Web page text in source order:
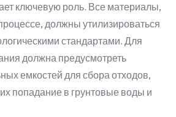
ключевую роль. Все материалы,
должны утилизироваться
стандартами. Для
должна предусмотреть
емкостей для сбора отходов,
попадание в грунтовые воды и